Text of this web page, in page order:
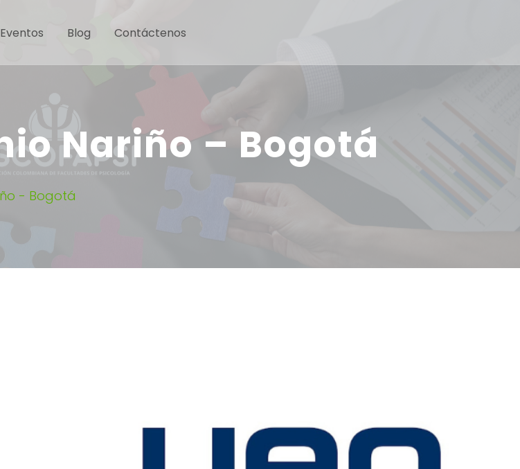
Eventos Blog Contáctenos
Nariño – Bogotá
- Bogotá